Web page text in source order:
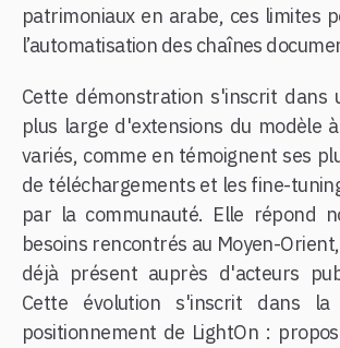
patrimoniaux en arabe, ces limites
l’automatisation des chaînes
Cette démonstration s'inscrit dans
plus large d'extensions du modèle
variés, comme en témoignent ses
de téléchargements et les fine-
par la communauté. Elle répond
besoins rencontrés au Moyen-
déjà présent auprès d'acteurs
Cette évolution s'inscrit dans la
positionnement de LightOn :